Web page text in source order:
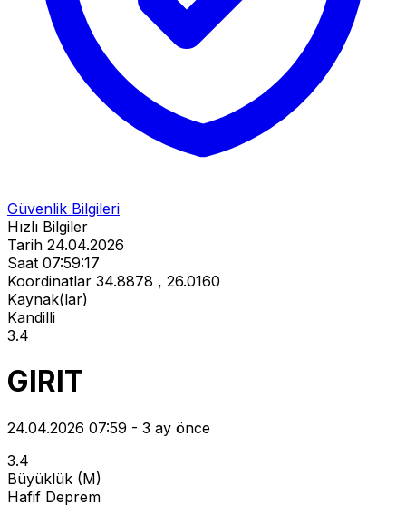
Güvenlik Bilgileri
Hızlı Bilgiler
Tarih 24.04.2026
Saat 07:59:17
Koordinatlar 34.8878 , 26.0160
Kaynak(lar)
Kandilli
3.4
GIRIT
24.04.2026 07:59 - 3 ay önce
3.4
Büyüklük (M)
Hafif Deprem